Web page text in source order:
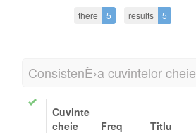
there 5 results 5
ConsistenÈ›a cuvintelor cheie
Cuvinte
cheie
Freq Titlu